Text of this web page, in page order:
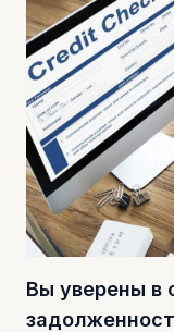
Вы уверены в